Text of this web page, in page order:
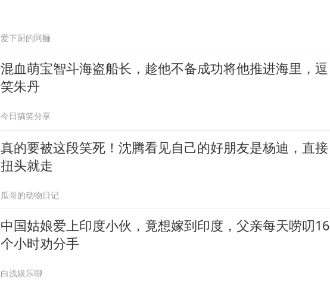
爱下厨的阿酾
混血萌宝智斗海盗船长，趁他不备成功将他推进海里，逗
笑朱丹
今日搞笑分享
真的要被这段笑死！沈腾看见自己的好朋友是杨迪，直接
扭头就走
瓜哥的动物日记
中国姑娘爱上印度小伙，竟想嫁到印度，父亲每天唠叨16
个小时劝分手
白浅娱乐聊